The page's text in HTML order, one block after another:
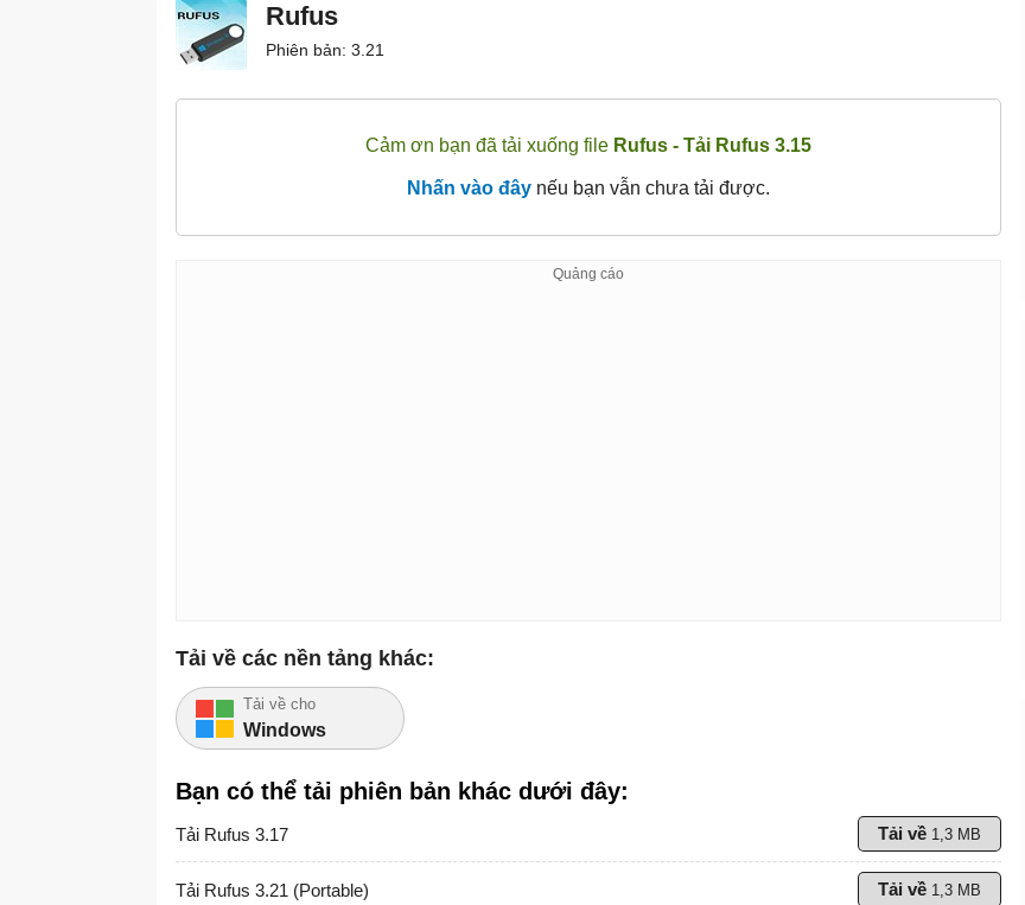
Rufus
Phiên bản: 3.21
Cảm ơn bạn đã tải xuống file Rufus - Tải Rufus 3.15
Nhấn vào đây nếu bạn vẫn chưa tải được.
Tải về các nền tảng khác:
Tải về cho
Windows
Bạn có thể tải phiên bản khác dưới đây:
Tải Rufus 3.17 Tải về 1,3 MB
Tải Rufus 3.21 (Portable) Tải về 1,3 MB